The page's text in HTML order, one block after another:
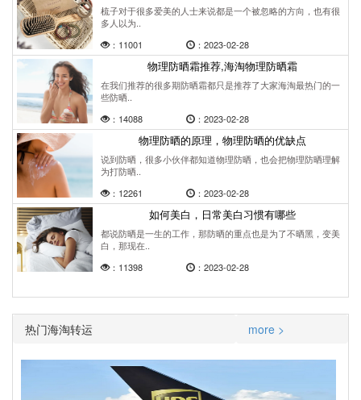
梳子对于很多爱美的人士来说都是一个被忽略的方向，也有很
多人以为..
：11001
：2023-02-28
物理防晒霜推荐,海淘物理防晒霜
在我们推荐的很多期防晒霜都只是推荐了大家海淘最热门的一
些防晒..
：14088
：2023-02-28
物理防晒的原理，物理防晒的优缺点
说到防晒，很多小伙伴都知道物理防晒，也会把物理防晒理解
为打防晒..
：12261
：2023-02-28
如何美白，日常美白习惯有哪些
都说防晒是一生的工作，那防晒的重点也是为了不晒黑，变美
白，那现在..
：11398
：2023-02-28
热门海淘转运 more >